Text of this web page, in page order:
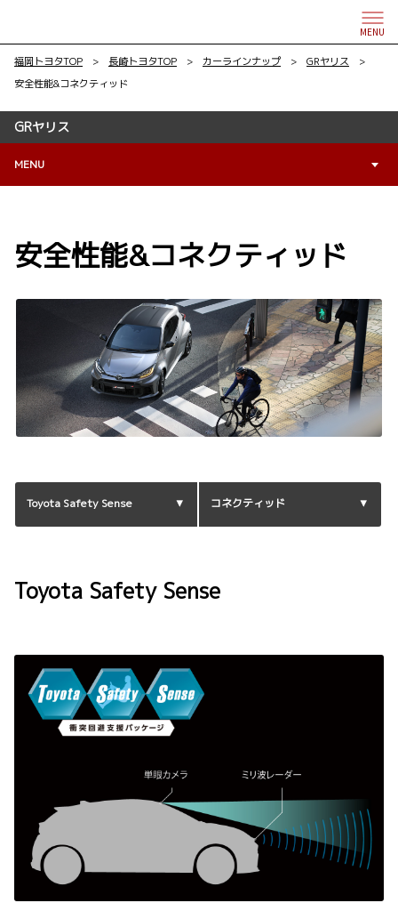
MENU
福岡トヨタTOP > 長崎トヨタTOP > カーラインナップ > GRヤリス >
安全性能&コネクティッド
GRヤリス
MENU
安全性能&コネクティッド
Toyota Safety Sense コネクティッド
Toyota Safety Sense